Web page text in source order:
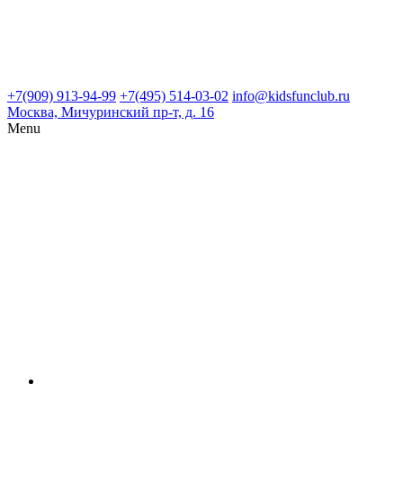
+7(909) 913-94-99 +7(495) 514-03-02 info@kidsfunclub.ru
Москва, Мичуринский пр-т, д. 16
Menu